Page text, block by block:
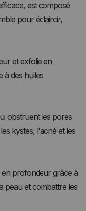
est composé
pour éclaircir,
et exfolie en
à des huiles
obstruent les pores
kystes, l'acné et les
en profondeur grâce à
peau et combattre les